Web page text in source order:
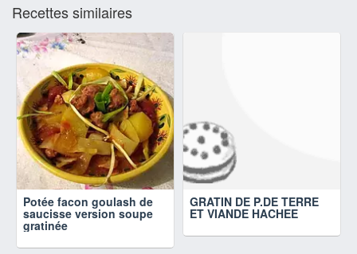
Recettes similaires
Potée facon goulash de
saucisse version soupe
gratinée
GRATIN DE P.DE TERRE
ET VIANDE HACHEE